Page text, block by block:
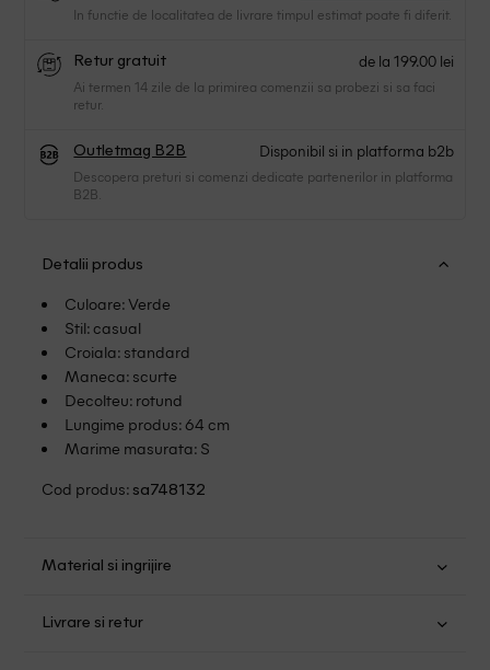
In functie de localitatea de livrare timpul estimat poate fi diferit.
Retur gratuit de la 199.00 lei
Ai termen 14 zile de la primirea comenzii sa probezi si sa faci
retur.
Outletmag B2B Disponibil si in platforma b2b
Descopera preturi si comenzi dedicate partenerilor in platforma
B2B.
Detalii produs
Culoare: Verde
Stil: casual
Croiala: standard
Maneca: scurte
Decolteu: rotund
Lungime produs: 64 cm
Marime masurata: S
Cod produs: sa748132
Material si ingrijire
Livrare si retur